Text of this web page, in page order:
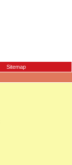
Sitemap